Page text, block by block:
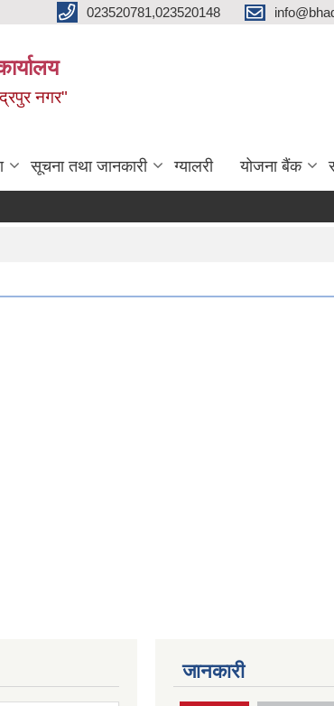
023520781,023520148
नगर"
सूचना तथा जानकारी ग्यालरी योजना बैंक
जानकारी